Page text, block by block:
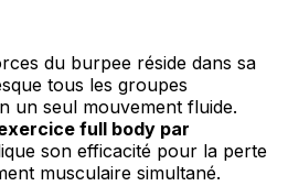
du burpee réside dans sa
tous les groupes
un seul mouvement fluide.
full body par
son efficacité pour la perte
musculaire simultané.